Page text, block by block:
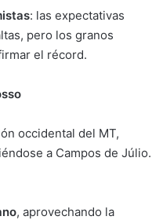
: las expectativas
pero los granos
el récord.
occidental del MT,
a Campos de Júlio.
, aprovechando la